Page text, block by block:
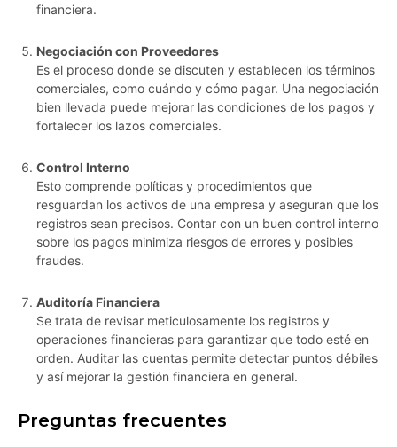
financiera.
Negociación con Proveedores
Es el proceso donde se discuten y establecen los términos
comerciales, como cuándo y cómo pagar. Una negociación
bien llevada puede mejorar las condiciones de los pagos y
fortalecer los lazos comerciales.
Control Interno
Esto comprende políticas y procedimientos que
resguardan los activos de una empresa y aseguran que los
registros sean precisos. Contar con un buen control interno
sobre los pagos minimiza riesgos de errores y posibles
fraudes.
Auditoría Financiera
Se trata de revisar meticulosamente los registros y
operaciones financieras para garantizar que todo esté en
orden. Auditar las cuentas permite detectar puntos débiles
y así mejorar la gestión financiera en general.
Preguntas frecuentes